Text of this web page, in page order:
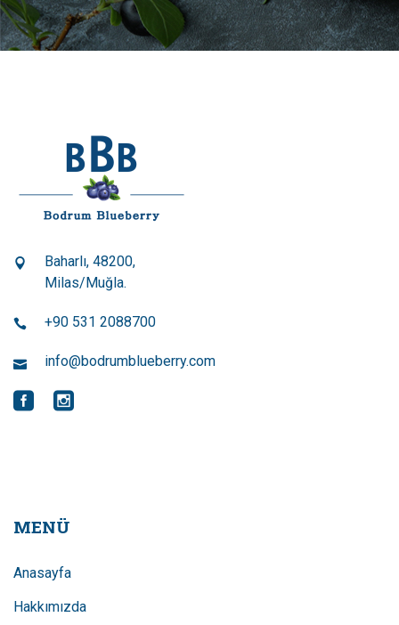
Baharlı, 48200,
Milas/Muğla.
+90 531 2088700
info@bodrumblueberry.com
MENÜ
Anasayfa
Hakkımızda